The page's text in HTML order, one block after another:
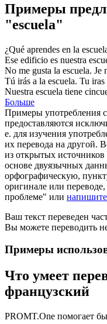
Примеры
"escuela"
¿Qué aprendes en la
Ese edificio es nuestra
No me gusta la escuela. Je
Tú irás a la escuela. Tu iras
Nuestra escuela tiene
Больше
Примеры употребления
предоставляются
е. для изучения
их перевода на другой.
из открытых
основе двуязычных
орфографическую,
оригинале или
проблеме" или
Ваш текст переведен
Вы можете переводить
Примеры
Что умеет
французский
PROMT.One помогает